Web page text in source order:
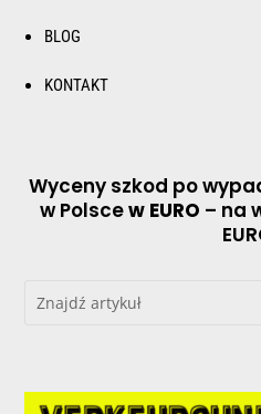
BLOG
KONTAKT
Wyceny szkod po
w Polscew EURO – na